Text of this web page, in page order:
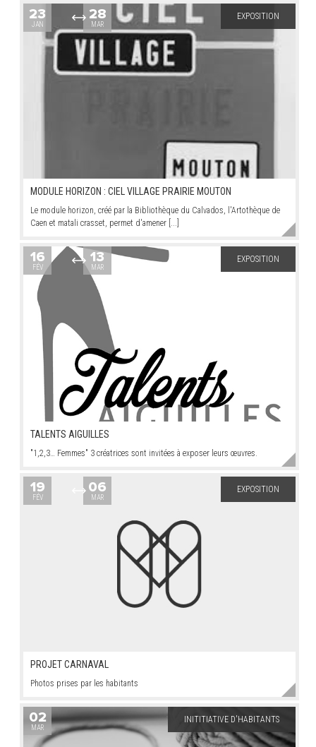
MODULE HORIZON : CIEL VILLAGE PRAIRIE MOUTON
Le module horizon, créé par la Bibliothèque du Calvados, l'Artothèque de
Caen et matali crasset, permet d'amener [...]
23
JAN
28
MAR
EXPOSITION
TALENTS AIGUILLES
"1,2,3… Femmes" 3 créatrices sont invitées à exposer leurs œuvres.
16
FÉV
13
MAR
EXPOSITION
PROJET CARNAVAL
Photos prises par les habitants
19
FÉV
06
MAR
EXPOSITION
02
MAR
INITITIATIVE D'HABITANTS
ARRÊTÉS MUNICIPAUX
DÉLIBÉRATIONS